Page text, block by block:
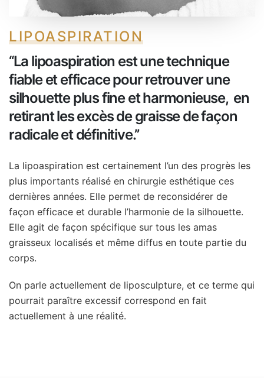
LIPOASPIRATION
‘‘La lipoaspiration est une technique
fiable et efficace pour retrouver une
silhouette plus fine et harmonieuse, en
retirant les excès de graisse de façon
radicale et définitive.’’
La lipoaspiration est certainement l’un des progrès les
plus importants réalisé en chirurgie esthétique ces
dernières années. Elle permet de reconsidérer de
façon efficace et durable l’harmonie de la silhouette.
Elle agit de façon spécifique sur tous les amas
graisseux localisés et même diffus en toute partie du
corps.
On parle actuellement de liposculpture, et ce terme qui
pourrait paraître excessif correspond en fait
actuellement à une réalité.